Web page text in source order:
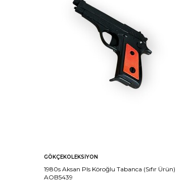
GÖKÇEKOLEKSIYON
1980s Aksan Pls Köroğlu Tabanca (Sıfır Ürün)
AOB5439